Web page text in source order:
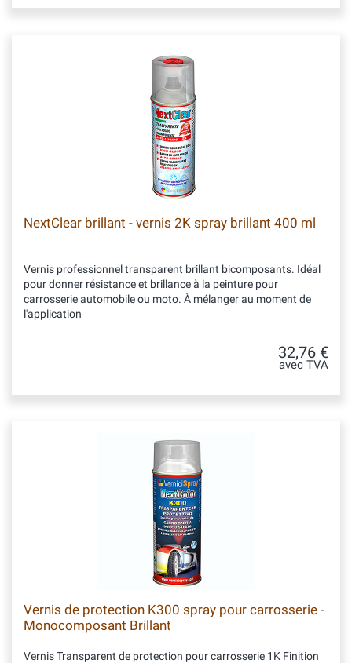
NextClear brillant - vernis 2K spray brillant 400 ml
Vernis professionnel transparent brillant bicomposants. Idéal
pour donner résistance et brillance à la peinture pour
carrosserie automobile ou moto. À mélanger au moment de
l'application
32,76 €
avec TVA
Vernis de protection K300 spray pour carrosserie -
Monocomposant Brillant
Vernis Transparent de protection pour carrosserie 1K Finition